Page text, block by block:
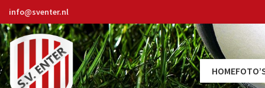
info@sventer.nl
HOME